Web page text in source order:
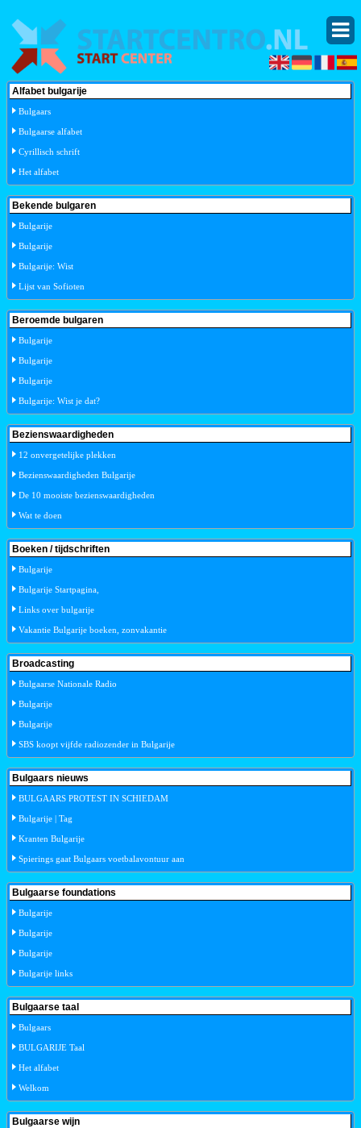
Alfabet bulgarije
Bulgaars
Bulgaarse alfabet
Cyrillisch schrift
Het alfabet
Bekende bulgaren
Bulgarije
Bulgarije
Bulgarije: Wist
Lijst van Sofioten
Beroemde bulgaren
Bulgarije
Bulgarije
Bulgarije
Bulgarije: Wist je dat?
Bezienswaardigheden
12 onvergetelijke plekken
Bezienswaardigheden Bulgarije
De 10 mooiste bezienswaardigheden
Wat te doen
Boeken / tijdschriften
Bulgarije
Bulgarije Startpagina,
Links over bulgarije
Vakantie Bulgarije boeken, zonvakantie
Broadcasting
Bulgaarse Nationale Radio
Bulgarije
Bulgarije
SBS koopt vijfde radiozender in Bulgarije
Bulgaars nieuws
BULGAARS PROTEST IN SCHIEDAM
Bulgarije | Tag
Kranten Bulgarije
Spierings gaat Bulgaars voetbalavontuur aan
Bulgaarse foundations
Bulgarije
Bulgarije
Bulgarije
Bulgarije links
Bulgaarse taal
Bulgaars
BULGARIJE Taal
Het alfabet
Welkom
Bulgaarse wijn